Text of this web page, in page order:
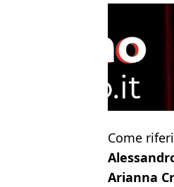
Come
Arianna